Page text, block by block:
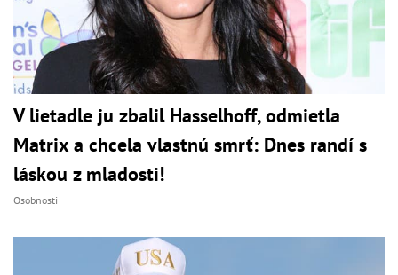
V lietadle ju zbalil Hasselhoff, odmietla
Matrix a chcela vlastnú smrť: Dnes randí s
láskou z mladosti!
Osobnosti